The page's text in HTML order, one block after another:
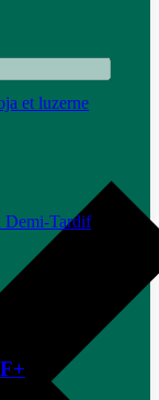
et luzerne
Demi-Tardif